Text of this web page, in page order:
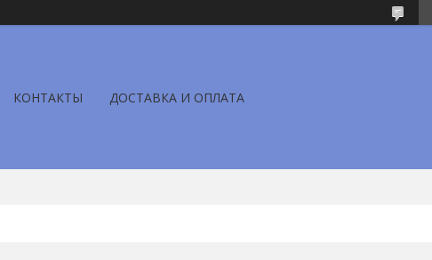
КОНТАКТЫ ДОСТАВКА И ОПЛАТА